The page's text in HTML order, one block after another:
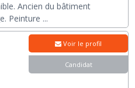
Ancien du bâtiment
Peinture ...
Voir le profil
Candidat